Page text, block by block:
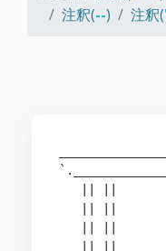
注釈(--) 注釈(